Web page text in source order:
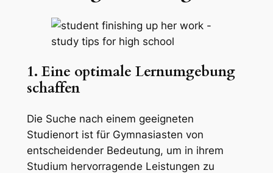
1. Eine optimale Lernumgebung
schaffen
Die Suche nach einem geeigneten
Studienort ist für Gymnasiasten von
entscheidender Bedeutung, um in ihrem
Studium hervorragende Leistungen zu